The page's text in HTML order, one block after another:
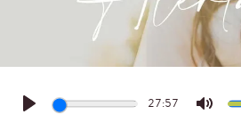
Play
27:57
Mute